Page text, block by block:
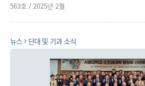
563호 / 2025년 2월
뉴스 단대 및 기과 소식